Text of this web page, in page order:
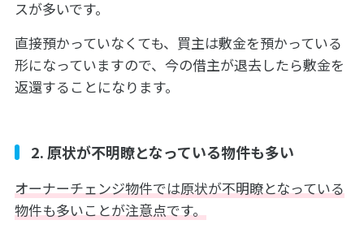
スが多いです。
直接預かっていなくても、買主は敷金を預かっている
形になっていますので、今の借主が退去したら敷金を
返還することになります。
2. 原状が不明瞭となっている物件も多い
オーナーチェンジ物件では原状が不明瞭となっている
物件も多いことが注意点です。